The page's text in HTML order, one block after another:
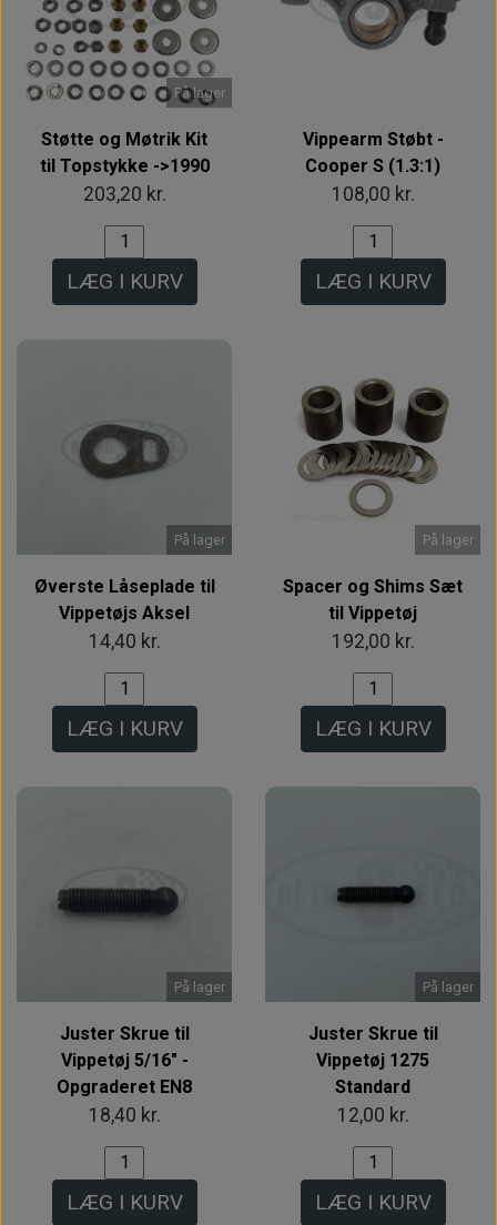
På lager
Støtte og Møtrik Kit
til Topstykke ->1990
203,20 kr.
LÆG I KURV
Vippearm Støbt -
Cooper S (1.3:1)
108,00 kr.
LÆG I KURV
På lager
Øverste Låseplade til
Vippetøjs Aksel
14,40 kr.
LÆG I KURV
På lager
Spacer og Shims Sæt
til Vippetøj
192,00 kr.
LÆG I KURV
På lager
Juster Skrue til
Vippetøj 5/16" -
Opgraderet EN8
18,40 kr.
LÆG I KURV
På lager
Juster Skrue til
Vippetøj 1275
Standard
12,00 kr.
LÆG I KURV